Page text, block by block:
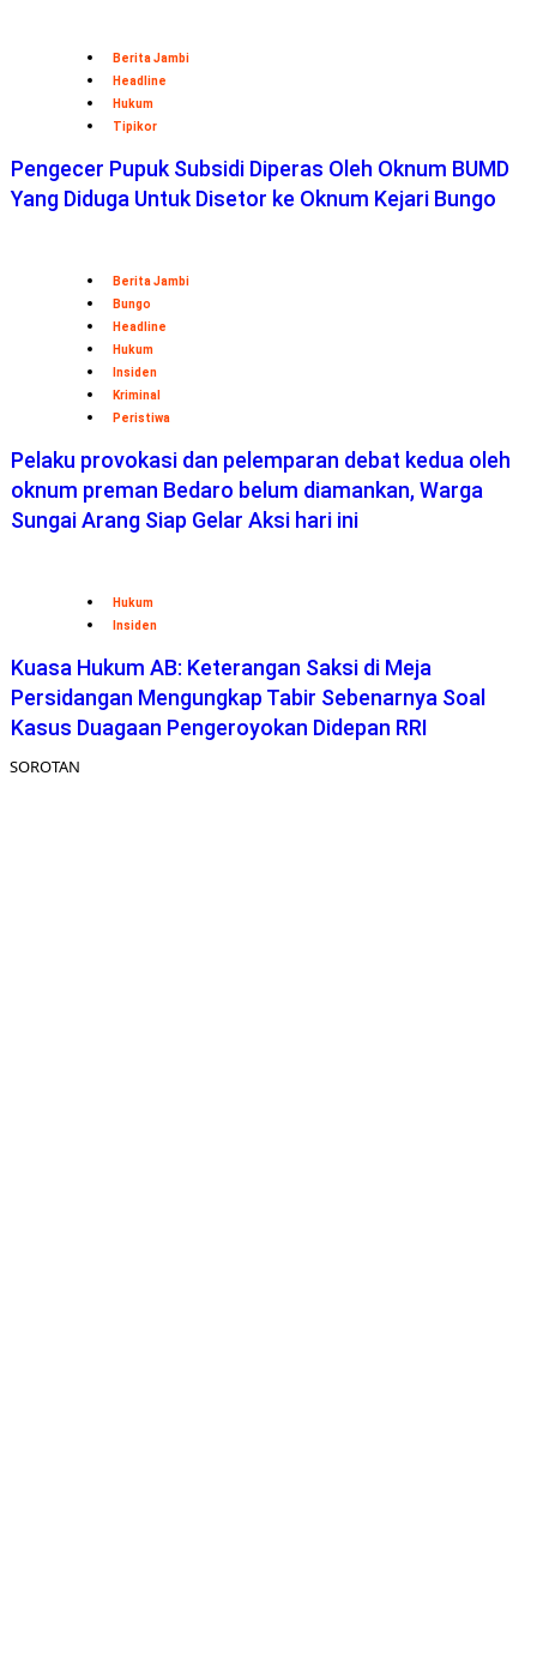
Berita Jambi
Headline
Hukum
Tipikor
Pengecer Pupuk Subsidi Diperas Oleh Oknum BUMD
Yang Diduga Untuk Disetor ke Oknum Kejari Bungo
Berita Jambi
Bungo
Headline
Hukum
Insiden
Kriminal
Peristiwa
Pelaku provokasi dan pelemparan debat kedua oleh
oknum preman Bedaro belum diamankan, Warga
Sungai Arang Siap Gelar Aksi hari ini
Hukum
Insiden
Kuasa Hukum AB: Keterangan Saksi di Meja
Persidangan Mengungkap Tabir Sebenarnya Soal
Kasus Duagaan Pengeroyokan Didepan RRI
SOROTAN